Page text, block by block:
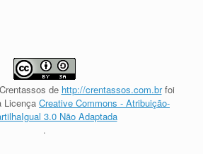
de http://crentassos.com.brfoi
Licença Creative Commons - Atribuição-
3.0 Não Adaptada
.